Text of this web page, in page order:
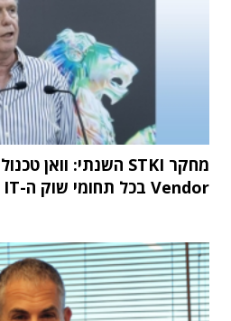
Vendor בכל תחומי שוק ה-IT